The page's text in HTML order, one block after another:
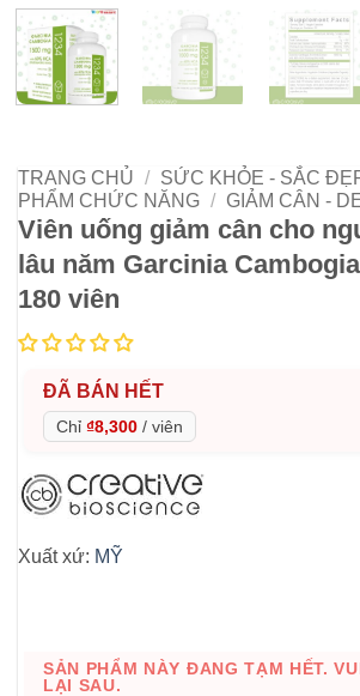
TRANG CHỦ / SỨC KHỎE - SẮC
PHẨM CHỨC NĂNG / GIẢM CÂN -
Viên uống giảm cân cho
lâu năm Garcinia
180 viên
ĐÃ BÁN HẾT
Chỉ ₫8,300 / viên
Xuất xứ: MỸ
SẢN PHẨM NÀY ĐANG TẠM HẾT.
LẠI SAU.